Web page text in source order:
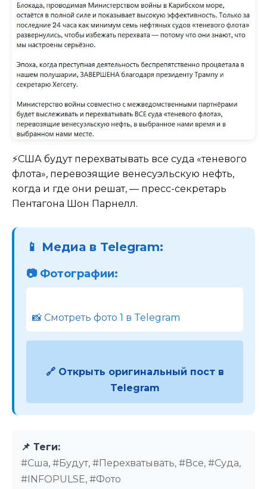
⚡️США будут перехватывать все суда «теневого
флота», перевозящие венесуэльскую нефть,
когда и где они решат, — пресс-секретарь
Пентагона Шон Парнелл.
📱 Медиа в Telegram:
📷 Фотографии:
📸 Смотреть фото 1 в Telegram
🔗 Открыть оригинальный пост в
Telegram
📌 Теги:
#Сша, #Будут, #Перехватывать, #Все, #Суда,
#INFOPULSE, #Фото